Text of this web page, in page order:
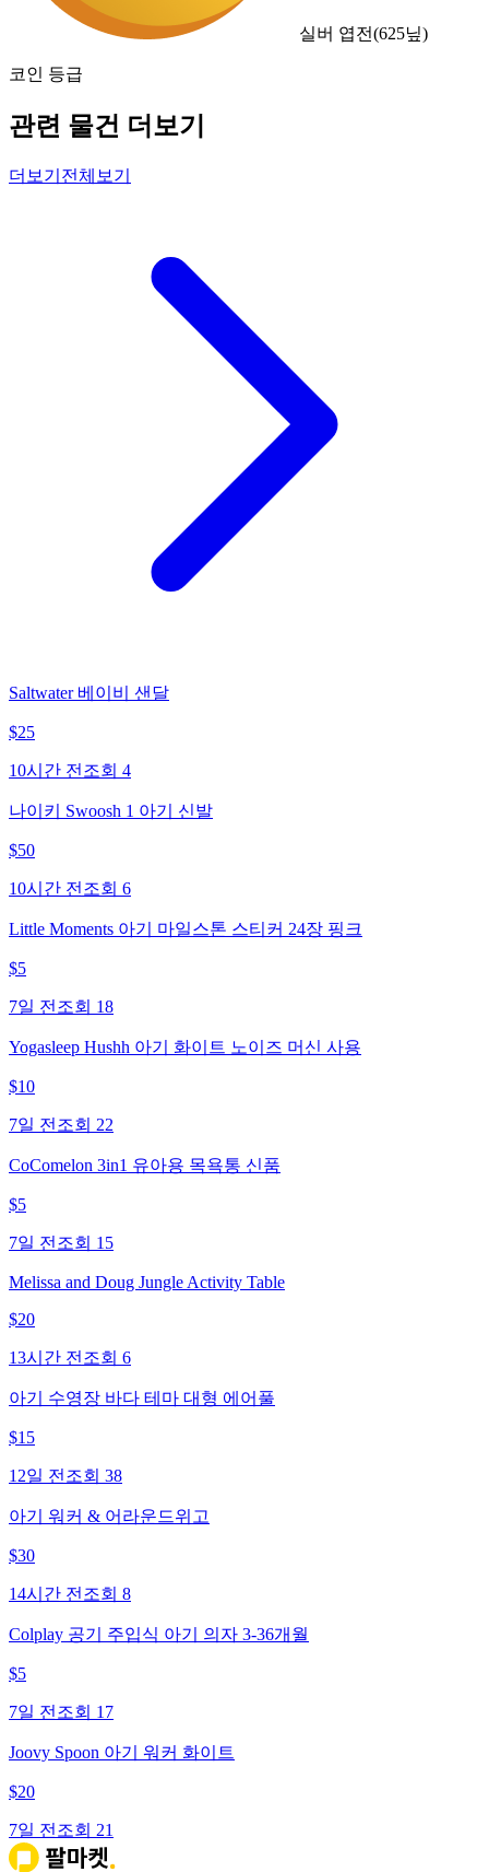
실버 엽전(625닢)
코인 등급
관련 물건 더보기
더보기 전체보기
Saltwater 베이비 샌달
$25
10시간 전 조회 4
나이키 Swoosh 1 아기 신발
$50
10시간 전 조회 6
Little Moments 아기 마일스톤 스티커 24장 핑크
$5
7일 전 조회 18
Yogasleep Hushh 아기 화이트 노이즈 머신 사용
$10
7일 전 조회 22
CoComelon 3in1 유아용 목욕통 신품
$5
7일 전 조회 15
Melissa and Doug Jungle Activity Table
$20
13시간 전 조회 6
아기 수영장 바다 테마 대형 에어풀
$15
12일 전 조회 38
아기 워커 & 어라운드위고
$30
14시간 전 조회 8
Colplay 공기 주입식 아기 의자 3-36개월
$5
7일 전 조회 17
Joovy Spoon 아기 워커 화이트
$20
7일 전 조회 21